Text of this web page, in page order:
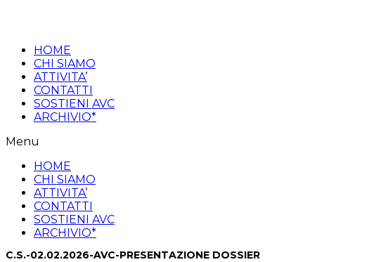
HOME
CHI SIAMO
ATTIVITA’
CONTATTI
SOSTIENI AVC
ARCHIVIO*
Menu
HOME
CHI SIAMO
ATTIVITA’
CONTATTI
SOSTIENI AVC
ARCHIVIO*
C.S.-02.02.2026-AVC-PRESENTAZIONE DOSSIER